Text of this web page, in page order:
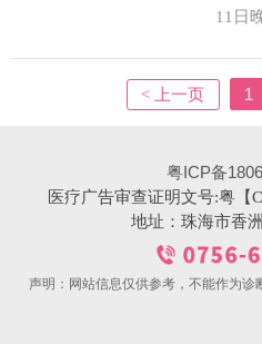
11日
< 上一页 1
粤ICP备
医疗广告审查证明文号:粤【
地址：珠海市香
声明：网站信息仅供参考，不能作为